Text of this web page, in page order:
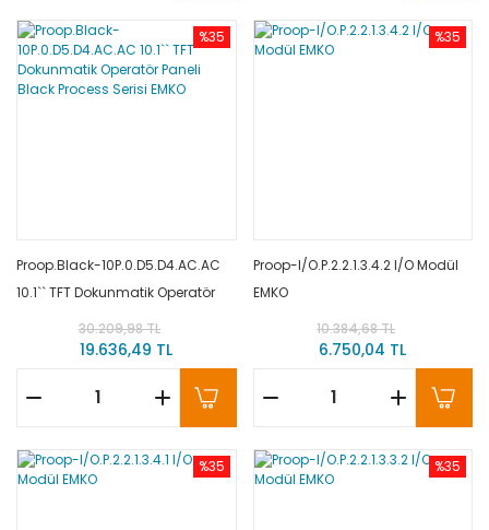
%35
Proop.Black-10P.0.D5.D4.AC.AC
10.1`` TFT Dokunmatik Operatör
Paneli Black Process Serisi EMKO
30.209,98 TL
19.636,49 TL
%35
Proop-I/O.P.2.2.1.3.4.2 I/O Modül
EMKO
10.384,68 TL
6.750,04 TL
%35 %35